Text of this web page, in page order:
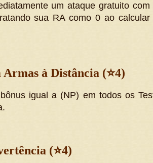
um ataque gratuito
sua RA como 0 ao
à Distância (⭐4)
igual a (NP) em todos os
(⭐4)